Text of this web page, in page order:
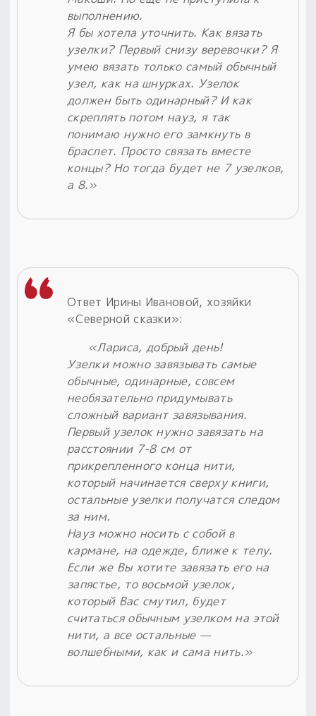
выполнению.
Я бы хотела уточнить. Как вязать
узелки? Первый снизу веревочки? Я
умею вязать только самый обычный
узел, как на шнурках. Узелок
должен быть одинарный? И как
скреплять потом науз, я так
понимаю нужно его замкнуть в
браслет. Просто связать вместе
концы? Но тогда будет не 7 узелков,
а 8.»
Ответ Ирины Ивановой, хозяйки
«Северной сказки»:
«Лариса, добрый день!
Узелки можно завязывать самые
обычные, одинарные, совсем
необязательно придумывать
сложный вариант завязывания.
Первый узелок нужно завязать на
расстоянии 7-8 см от
прикрепленного конца нити,
который начинается сверху книги,
остальные узелки получатся следом
за ним.
Науз можно носить с собой в
кармане, на одежде, ближе к телу.
Если же Вы хотите завязать его на
запястье, то восьмой узелок,
который Вас смутил, будет
считаться обычным узелком на этой
нити, а все остальные —
волшебными, как и сама нить.»